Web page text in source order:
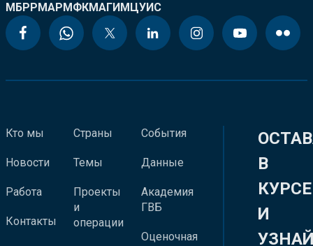
МБРРМАРМФКМАГИМЦУИС
Кто мы
Новости
Работа
Контакты
Страны
Темы
Проекты
и
операции
События
Данные
Академия
ГВБ
Оценочная
В
КУРСЕ
И